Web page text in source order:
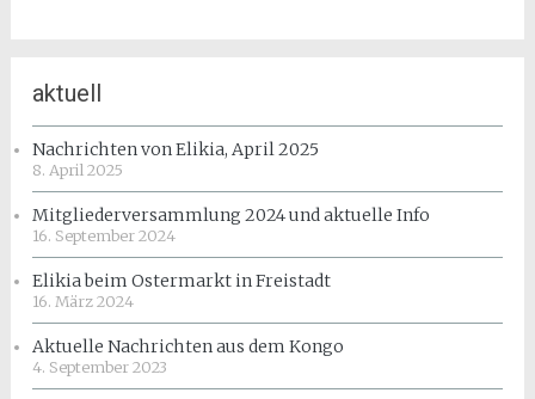
aktuell
Nachrichten von Elikia, April 2025
8. April 2025
Mitgliederversammlung 2024 und aktuelle Info
16. September 2024
Elikia beim Ostermarkt in Freistadt
16. März 2024
Aktuelle Nachrichten aus dem Kongo
4. September 2023